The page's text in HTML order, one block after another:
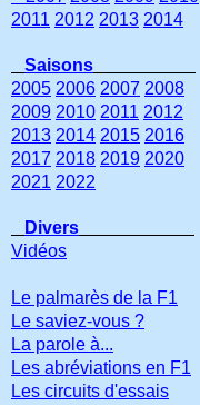
2011 2012 2013 2014
Saisons
2005 2006 2007 2008
2009 2010 2011 2012
2013 2014 2015 2016
2017 2018 2019 2020
2021 2022
Divers
Vidéos
Le palmarès de la F1
Le saviez-vous ?
La parole à...
Les abréviations en F1
Les circuits d'essais